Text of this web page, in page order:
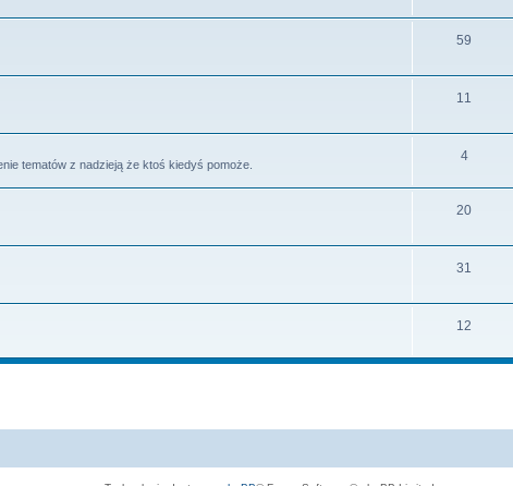
59
11
tematów z nadzieją że ktoś kiedyś pomoże.
4
20
31
12